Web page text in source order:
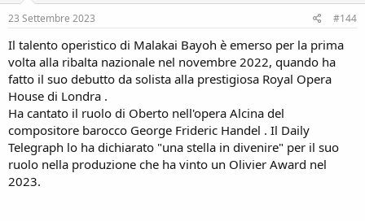
23 Settembre 2023 #144
Il talento operistico di Malakai Bayoh è emerso per la prima
volta alla ribalta nazionale nel novembre 2022, quando ha
fatto il suo debutto da solista alla prestigiosa Royal Opera
House di Londra .
Ha cantato il ruolo di Oberto nell'opera Alcina del
compositore barocco George Frideric Handel . Il Daily
Telegraph lo ha dichiarato "una stella in divenire" per il suo
ruolo nella produzione che ha vinto un Olivier Award nel
2023.